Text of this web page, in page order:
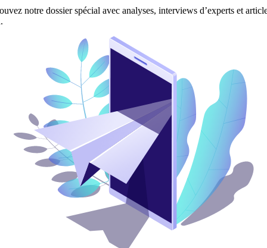
notre dossier spécial avec analyses, interviews d’experts et